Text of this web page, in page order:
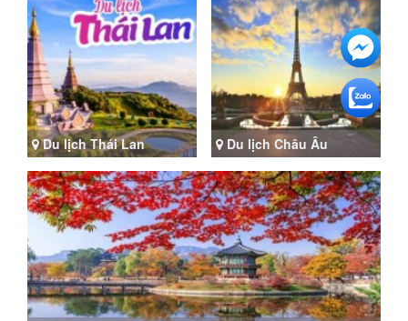
Du lịch Thái Lan Du lịch Châu Âu